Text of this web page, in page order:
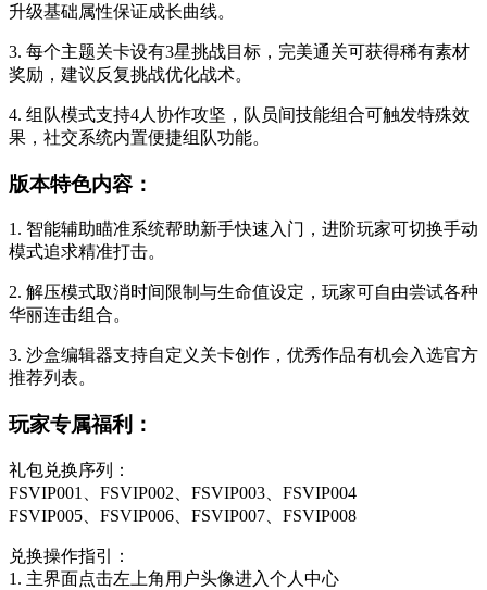
升级基础属性保证成长曲线。
3. 每个主题关卡设有3星挑战目标，完美通关可获得稀有素材
奖励，建议反复挑战优化战术。
4. 组队模式支持4人协作攻坚，队员间技能组合可触发特殊效
果，社交系统内置便捷组队功能。
版本特色内容：
1. 智能辅助瞄准系统帮助新手快速入门，进阶玩家可切换手动
模式追求精准打击。
2. 解压模式取消时间限制与生命值设定，玩家可自由尝试各种
华丽连击组合。
3. 沙盒编辑器支持自定义关卡创作，优秀作品有机会入选官方
推荐列表。
玩家专属福利：
礼包兑换序列：
FSVIP001、FSVIP002、FSVIP003、FSVIP004
FSVIP005、FSVIP006、FSVIP007、FSVIP008
兑换操作指引：
1. 主界面点击左上角用户头像进入个人中心